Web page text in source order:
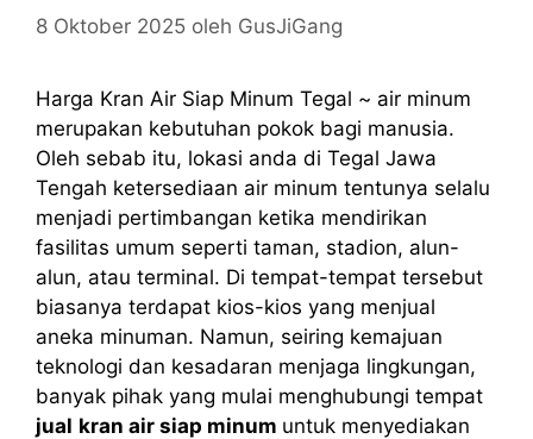
8 Oktober 2025 oleh GusJiGang
Harga Kran Air Siap Minum Tegal ~ air minum
merupakan kebutuhan pokok bagi manusia.
Oleh sebab itu, lokasi anda di Tegal Jawa
Tengah ketersediaan air minum tentunya selalu
menjadi pertimbangan ketika mendirikan
fasilitas umum seperti taman, stadion, alun-
alun, atau terminal. Di tempat-tempat tersebut
biasanya terdapat kios-kios yang menjual
aneka minuman. Namun, seiring kemajuan
teknologi dan kesadaran menjaga lingkungan,
banyak pihak yang mulai menghubungi tempat
jual kran air siap minum untuk menyediakan